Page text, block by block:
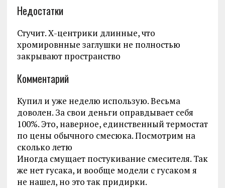
Недостатки
Стучит. Х-центрики длинные, что
хромировнные заглушки не полностью
закрывают пространство
Комментарий
Купил и уже неделю использую. Весьма
доволен. За свои деньги оправдывает себя
100%. Это, наверное, единственный термостат
по цены обычного смесюка. Посмотрим на
сколько летю
Иногда смущает постукивание смесителя. Так
же нет гусака, и вообще модели с гусаком я
не нашел, но это так придирки.